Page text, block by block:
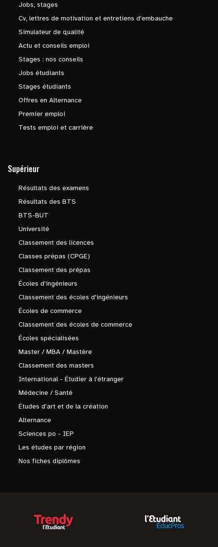
Jobs, stages
Cv, lettres de motivation et entretiens d'embauche
Simulateur de qualité
Actu et conseils emploi
Stages : nos conseils
Jobs étudiants
Stages étudiants
Offres en Alternance
Premier emploi
Tests emploi et carrière
Supérieur
Résultats des examens
Résultats des BTS
BTS-BUT
Université
Classement des licences
Classes prépas (CPGE)
Classement des prépas
Écoles d'ingénieurs
Classement des écoles d'ingénieurs
Écoles de commerce
Classement des écoles de commerce
Écoles spécialisées
Master / MBA / Mastère
Classement des masters
International - Étudier à l'étranger
Médecine / Santé
Études d'art et de la création
Alternance
Sciences po - IEP
Les études par région
Nos fiches diplômes